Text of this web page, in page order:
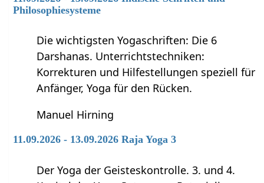
Philosophiesysteme
Die wichtigsten Yogaschriften: Die 6
Darshanas. Unterrichtstechniken:
Korrekturen und Hilfestellungen speziell für
Anfänger, Yoga für den Rücken.
Manuel Hirning
11.09.2026 - 13.09.2026 Raja Yoga 3
Der Yoga der Geisteskontrolle. 3. und 4.